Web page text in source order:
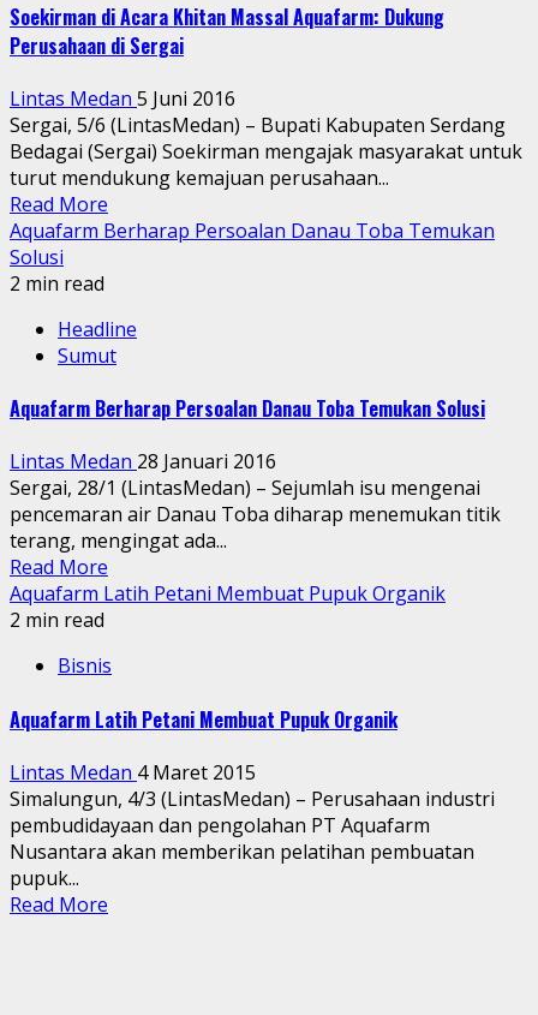
Soekirman di Acara Khitan Massal Aquafarm: Dukung
Perusahaan di Sergai
Lintas Medan 5 Juni 2016
Sergai, 5/6 (LintasMedan) – Bupati Kabupaten Serdang
Bedagai (Sergai) Soekirman mengajak masyarakat untuk
turut mendukung kemajuan perusahaan...
Read More
Aquafarm Berharap Persoalan Danau Toba Temukan
Solusi
2 min read
Headline
Sumut
Aquafarm Berharap Persoalan Danau Toba Temukan Solusi
Lintas Medan 28 Januari 2016
Sergai, 28/1 (LintasMedan) – Sejumlah isu mengenai
pencemaran air Danau Toba diharap menemukan titik
terang, mengingat ada...
Read More
Aquafarm Latih Petani Membuat Pupuk Organik
2 min read
Bisnis
Aquafarm Latih Petani Membuat Pupuk Organik
Lintas Medan 4 Maret 2015
Simalungun, 4/3 (LintasMedan) – Perusahaan industri
pembudidayaan dan pengolahan PT Aquafarm
Nusantara akan memberikan pelatihan pembuatan
pupuk...
Read More